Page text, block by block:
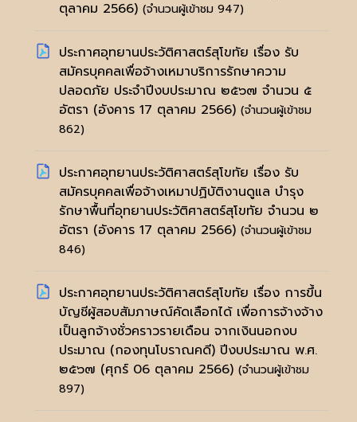
ตุลาคม 2566) (จำนวนผู้เข้าชม 947)
ประกาศอุทยานประวัติศาสตร์สุโขทัย เรื่อง รับ
สมัครบุคคลเพื่อจ้างเหมาบริการรักษาความ
ปลอดภัย ประจำปีงบประมาณ ๒๕๖๗ จำนวน ๕
อัตรา (อังคาร 17 ตุลาคม 2566) (จำนวนผู้เข้าชม
862)
ประกาศอุทยานประวัติศาสตร์สุโขทัย เรื่อง รับ
สมัครบุคคลเพื่อจ้างเหมาปฏิบัติงานดูแล บำรุง
รักษาพื้นที่อุทยานประวัติศาสตร์สุโขทัย จำนวน ๒
อัตรา (อังคาร 17 ตุลาคม 2566) (จำนวนผู้เข้าชม
846)
ประกาศอุทยานประวัติศาสตร์สุโขทัย เรื่อง การขึ้น
บัญชีผู้สอบสัมภาษณ์คัดเลือกได้ เพื่อการจ้างจ้าง
เป็นลูกจ้างชั่วคราวรายเดือน จากเงินนอกงบ
ประมาณ (กองทุนโบราณคดี) ปีงบประมาณ พ.ศ.
๒๕๖๗ (ศุกร์ 06 ตุลาคม 2566) (จำนวนผู้เข้าชม
897)